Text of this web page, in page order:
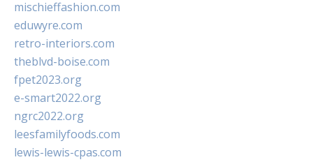
mischieffashion.com
eduwyre.com
retro-interiors.com
theblvd-boise.com
fpet2023.org
e-smart2022.org
ngrc2022.org
leesfamilyfoods.com
lewis-lewis-cpas.com